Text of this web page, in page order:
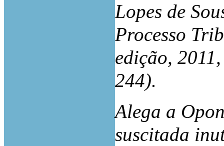
Lopes de
Processo
edição,
244).
Alega a
suscitada